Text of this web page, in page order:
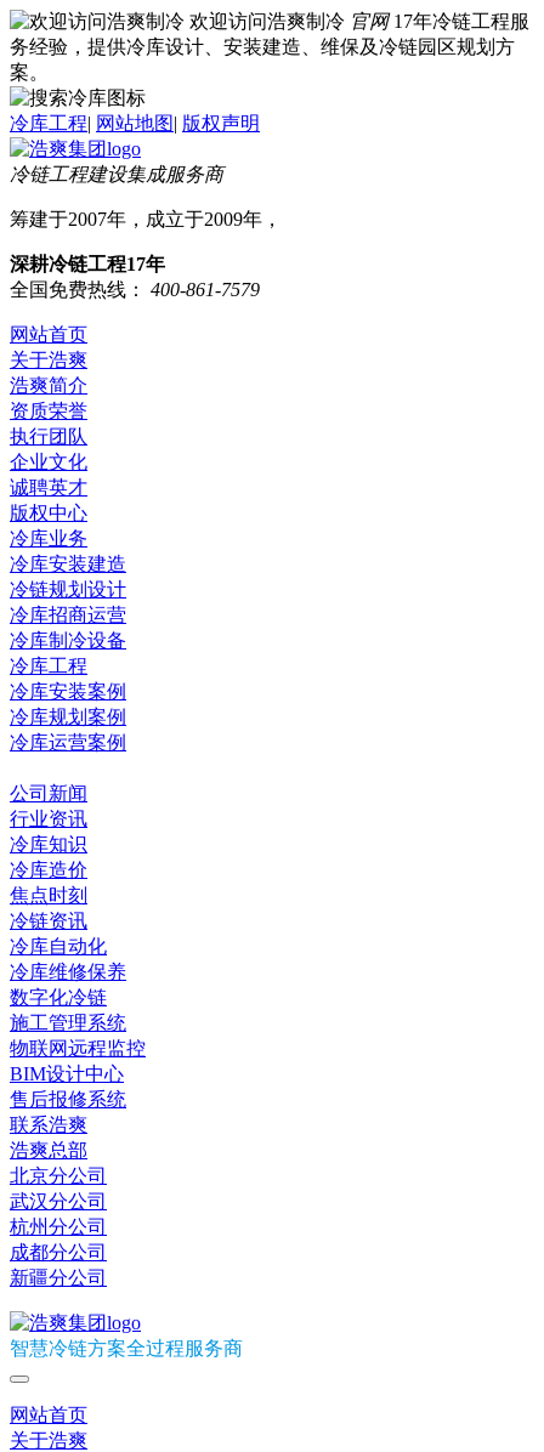
欢迎访问浩爽制冷 官网 17年冷链工程服
务经验，提供冷库设计、安装建造、维保及冷链园区规划方
案。
冷库工程| 网站地图| 版权声明
冷链工程建设集成服务商
筹建于2007年，成立于2009年，
深耕冷链工程17年
全国免费热线：
400-861-7579
网站首页
关于浩爽
浩爽简介
资质荣誉
执行团队
企业文化
诚聘英才
版权中心
冷库业务
冷库安装建造
冷链规划设计
冷库招商运营
冷库制冷设备
冷库工程
冷库安装案例
冷库规划案例
冷库运营案例
公司新闻
行业资讯
冷库知识
冷库造价
焦点时刻
冷链资讯
冷库自动化
冷库维修保养
数字化冷链
施工管理系统
物联网远程监控
BIM设计中心
售后报修系统
联系浩爽
浩爽总部
北京分公司
武汉分公司
杭州分公司
成都分公司
新疆分公司
智慧冷链方案全过程服务商
网站首页
关于浩爽